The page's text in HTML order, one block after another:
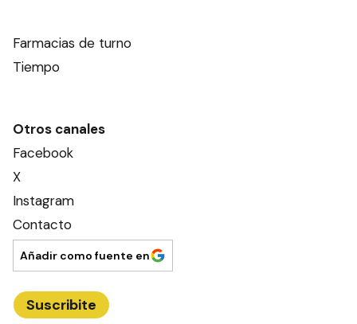
Farmacias de turno
Tiempo
Otros canales
Facebook
X
Instagram
Contacto
Añadir como fuente en
Suscribite